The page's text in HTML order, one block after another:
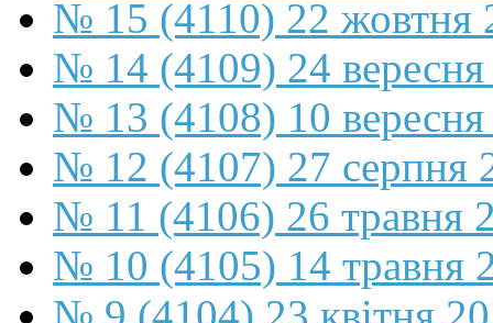
№ 15 (4110) 22 жовтня
№ 14 (4109) 24
№ 13 (4108) 10
№ 12 (4107) 27 серпня
№ 11 (4106) 26 травня
№ 10 (4105) 14 травня